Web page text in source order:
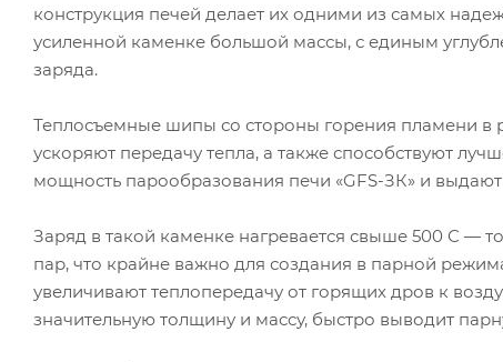
конструкция печей делает их одними из самых
усиленной каменке большой массы, с единым
заряда.
Теплосъемные шипы со стороны горения пламени в
ускоряют передачу тепла, а также способствуют
мощность парообразования печи «GFS-ЗК» и
Заряд в такой каменке нагревается свыше 500 С —
пар, что крайне важно для создания в парной
увеличивают теплопередачу от горящих дров к
значительную толщину и массу, быстро выводит